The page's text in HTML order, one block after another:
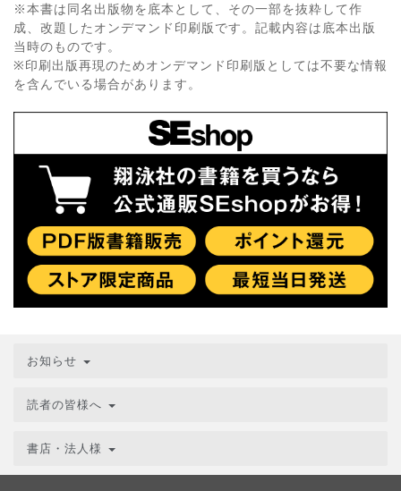
※本書は同名出版物を底本として、その一部を抜粋して作
成、改題したオンデマンド印刷版です。記載内容は底本出版
当時のものです。
※印刷出版再現のためオンデマンド印刷版としては不要な情報
を含んでいる場合があります。
お知らせ
読者の皆様へ
書店・法人様